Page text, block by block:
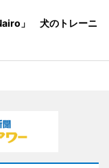
」 犬のトレーニ